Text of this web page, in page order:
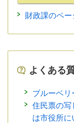
財政課のペー
よくある
ブルーベリ
住民票の写
は市役所に